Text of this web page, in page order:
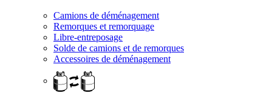
Camions de déménagement
Remorques et remorquage
Libre-entreposage
Solde de camions et de remorques
Accessoires de déménagement